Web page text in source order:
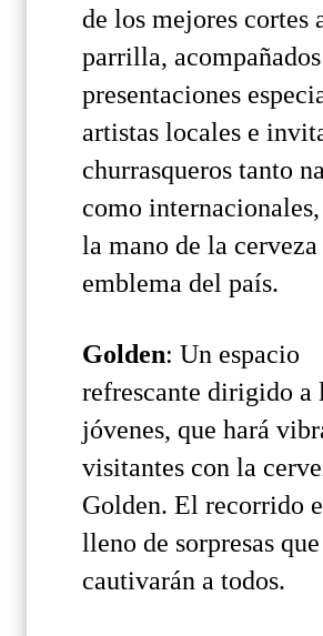
de los mejores cortes
parrilla,
presentaciones
artistas locales e
churrasqueros tanto
como
la mano de la cerveza
emblema del país.
Golden: Un espacio
refrescante dirigido a
jóvenes, que hará
visitantes con la
Golden. El recorrido
lleno de sorpresas que
cautivarán a todos.